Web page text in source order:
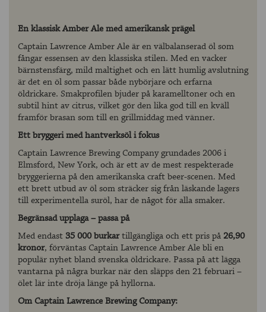
En klassisk Amber Ale med amerikansk prägel
Captain Lawrence Amber Ale är en välbalanserad öl som
fångar essensen av den klassiska stilen. Med en vacker
bärnstensfärg, mild maltighet och en lätt humlig avslutning
är det en öl som passar både nybörjare och erfarna
öldrickare. Smakprofilen bjuder på karamelltoner och en
subtil hint av citrus, vilket gör den lika god till en kväll
framför brasan som till en grillmiddag med vänner.
Ett bryggeri med hantverksöl i fokus
Captain Lawrence Brewing Company grundades 2006 i
Elmsford, New York, och är ett av de mest respekterade
bryggerierna på den amerikanska craft beer-scenen. Med
ett brett utbud av öl som sträcker sig från läskande lagers
till experimentella suröl, har de något för alla smaker.
Begränsad upplaga – passa på
Med endast35 000 burkartillgängliga och ett pris på 26,90
kronor, förväntas Captain Lawrence Amber Ale bli en
populär nyhet bland svenska öldrickare. Passa på att lägga
vantarna på några burkar när den släpps den 21 februari –
ölet lär inte dröja länge på hyllorna.
Om Captain Lawrence Brewing Company: